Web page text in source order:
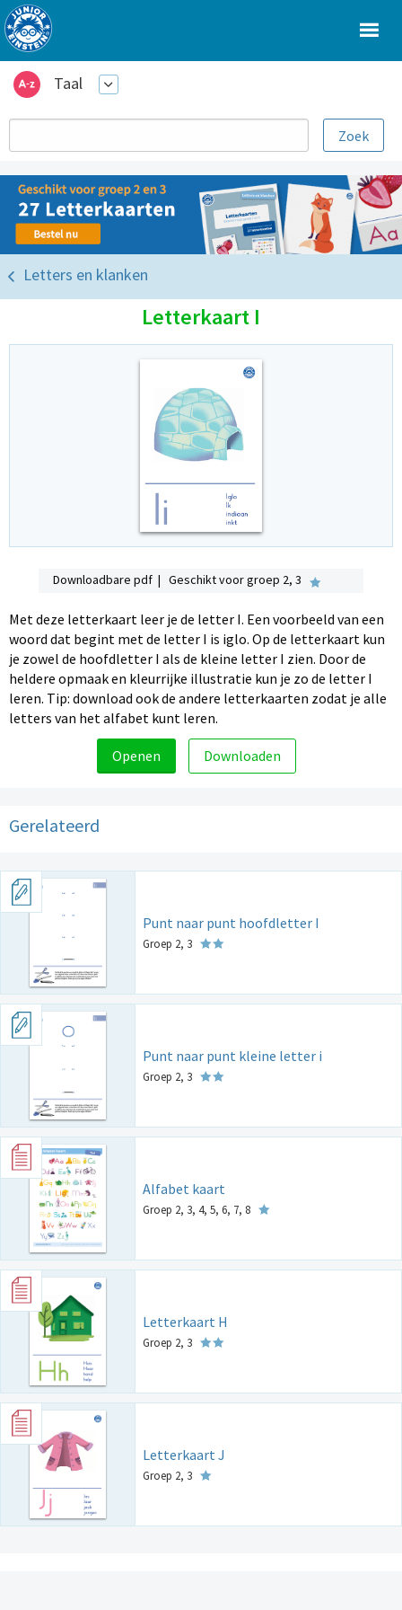
Taal
Letters en klanken
Letterkaart I
Downloadbare pdf | Geschikt voor groep 2, 3
Met deze letterkaart leer je de letter I. Een voorbeeld van een
woord dat begint met de letter I is iglo. Op de letterkaart kun
je zowel de hoofdletter I als de kleine letter I zien. Door de
heldere opmaak en kleurrijke illustratie kun je zo de letter I
leren. Tip: download ook de andere letterkaarten zodat je alle
letters van het alfabet kunt leren.
Openen Downloaden
Gerelateerd
Punt naar punt hoofdletter I
Groep 2, 3
Punt naar punt kleine letter i
Groep 2, 3
Alfabet kaart
Groep 2, 3, 4, 5, 6, 7, 8
Letterkaart H
Groep 2, 3
Letterkaart J
Groep 2, 3